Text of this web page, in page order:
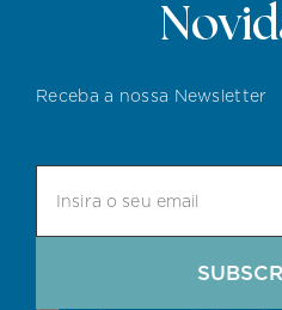
Receba a nossa Newsletter